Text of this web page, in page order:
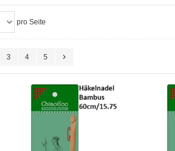
pro Seite
3 4 5